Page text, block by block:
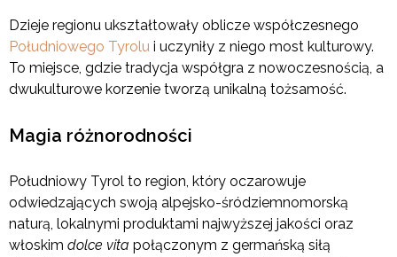
Dzieje regionu ukształtowały oblicze współczesnego
Południowego Tyrolu i uczyniły z niego most kulturowy.
To miejsce, gdzie tradycja współgra z nowoczesnością, a
dwukulturowe korzenie tworzą unikalną tożsamość.
Magia różnorodności
Południowy Tyrol to region, który oczarowuje
odwiedzających swoją alpejsko-śródziemnomorską
naturą, lokalnymi produktami najwyższej jakości oraz
włoskim dolce vita połączonym z germańską siłą